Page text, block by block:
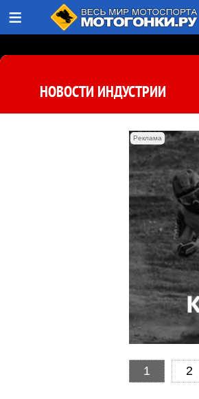
≡
НОВОСТИ ИНДУСТРИИ
Реклама
1 2